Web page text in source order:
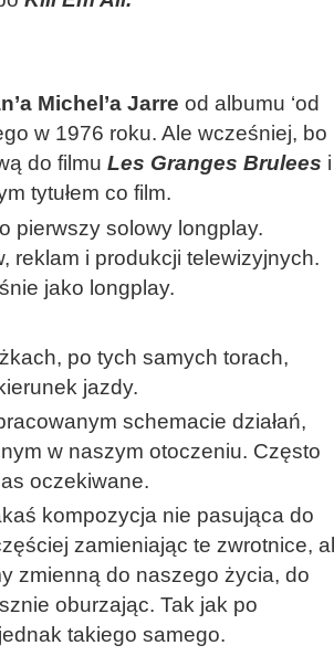
Michel’a Jarre od albumu ‘od
w 1976 roku. Ale wcześniej, bo
do filmu Les Granges Brulees i
tytułem co film.
pierwszy solowy longplay.
reklam i produkcji telewizyjnych.
jako longplay.
po tych samych torach,
jazdy.
schemacie działań,
w naszym otoczeniu. Często
oczekiwane.
kompozycja nie pasująca do
zamieniając te zwrotnice,
zmienną do naszego życia, do
oburzając. Tak jak po
takiego samego.